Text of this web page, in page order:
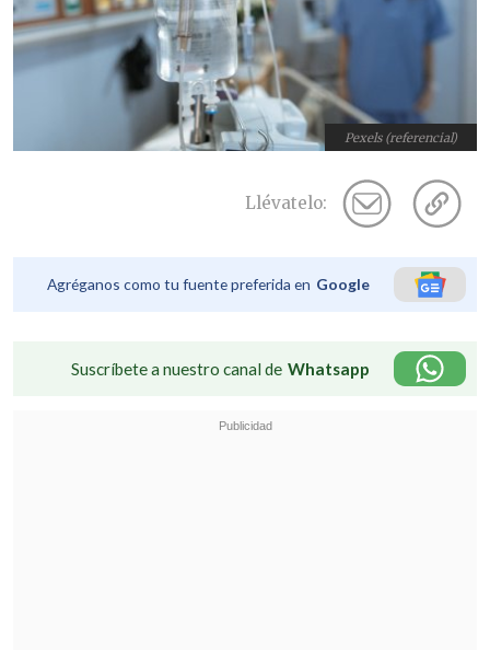
Pexels (referencial)
Llévatelo:
Agréganos como tu fuente preferida en Google
Suscríbete a nuestro canal de Whatsapp